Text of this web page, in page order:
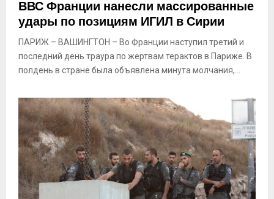
ВВС Франции нанесли массированные
удары по позициям ИГИЛ в Сирии
ПАРИЖ – ВАШИНГТОН – Во Франции наступил третий и
последний день траура по жертвам терактов в Париже. В
полдень в стране была объявлена минута молчания,...